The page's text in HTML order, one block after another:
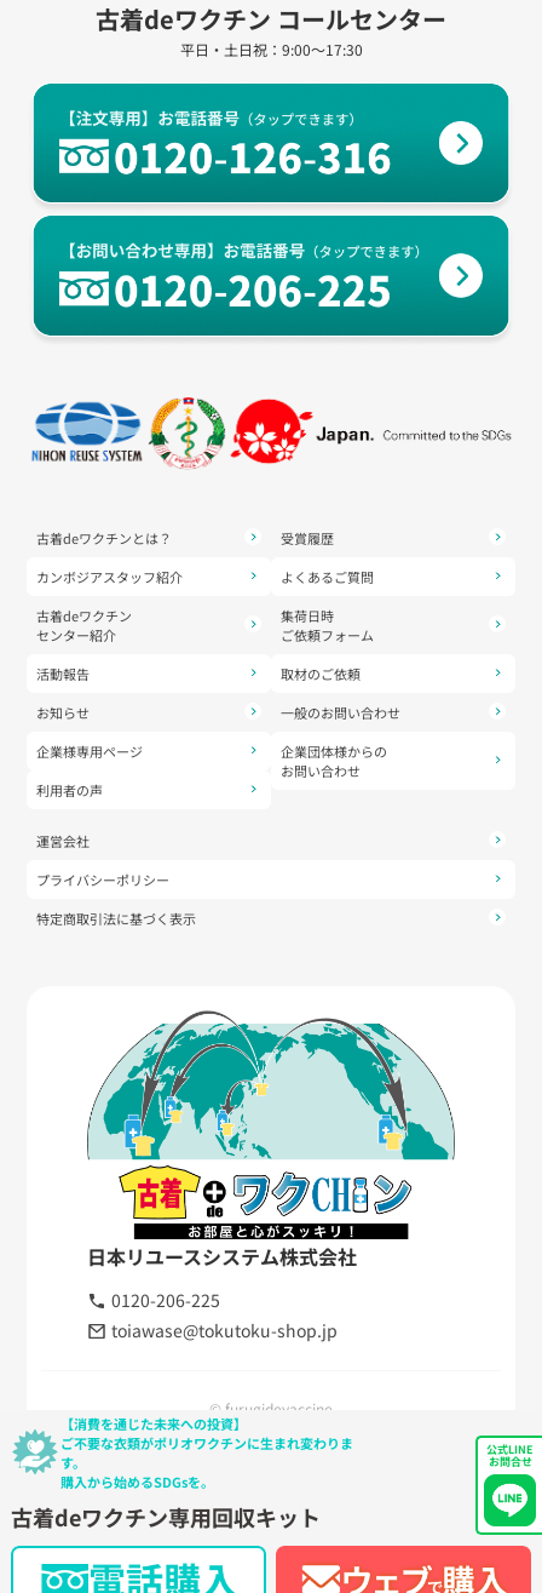
古着deワクチン コールセンター
平日・土日祝：9:00～17:30
古着deワクチンとは？
カンボジアスタッフ紹介
古着deワクチン
センター紹介
活動報告
お知らせ
企業様専用ページ
利用者の声
受賞履歴
よくあるご質問
集荷日時
ご依頼フォーム
取材のご依頼
一般のお問い合わせ
企業団体様からの
お問い合わせ
運営会社
プライバシーポリシー
特定商取引法に基づく表示
日本リユースシステム株式会社
0120-206-225
toiawase@tokutoku-shop.jp
© furugidevaccine
公式LINE
お問合せ
【消費を通じた未来への投資】
ご不要な衣類がポリオワクチンに生まれ変わりま
す。
購入から始めるSDGsを。
古着deワクチン専用回収キット